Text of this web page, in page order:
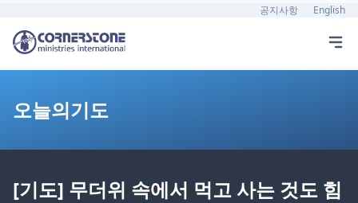
공지사항 English
오늘의기도
[기도] 무더위 속에서 먹고 사는 것도 힘